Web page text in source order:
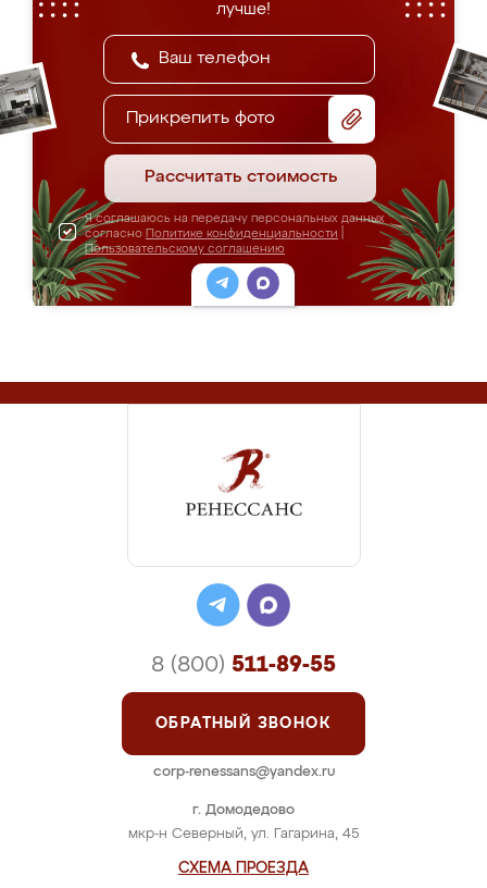
лучше!
Прикрепить фото
Рассчитать стоимость
Я соглашаюсь на передачу персональных данных
согласно Политике конфиденциальности
Пользовательскому соглашению
г. Домодедово
мкр-н Северный, ул. Гагарина, 45
СХЕМА ПРОЕЗДА
8 (800) 511-89-55
ОБРАТНЫЙ ЗВОНОК
corp-renessans@yandex.ru